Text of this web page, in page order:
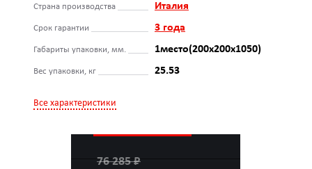
Страна производства Италия
Срок гарантии 3 года
Габариты упаковки, мм. 1место(200x200x1050)
Вес упаковки, кг 25.53
Все характеристики
76 285 ₽